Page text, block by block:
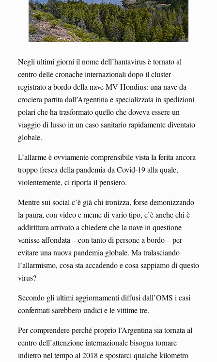
Negli ultimi giorni il nome dell’hantavirus è tornato al
centro delle cronache internazionali dopo il cluster
registrato a bordo della nave MV Hondius: una nave da
crociera partita dall’Argentina e specializzata in spedizioni
polari che ha trasformato quello che doveva essere un
viaggio di lusso in un caso sanitario rapidamente diventato
globale.
L’allarme è ovviamente comprensibile vista la ferita ancora
troppo fresca della pandemia da Covid-19 alla quale,
violentemente, ci riporta il pensiero.
Mentre sui social c’è già chi ironizza, forse demonizzando
la paura, con video e meme di vario tipo, c’è anche chi è
addirittura arrivato a chiedere che la nave in questione
venisse affondata – con tanto di persone a bordo – per
evitare una nuova pandemia globale. Ma tralasciando
l’allarmismo, cosa sta accadendo e cosa sappiamo di questo
virus?
Secondo gli ultimi aggiornamenti diffusi dall’OMS i casi
confermati sarebbero undici e le vittime tre.
Per comprendere perché proprio l’Argentina sia tornata al
centro dell’attenzione internazionale bisogna tornare
indietro nel tempo al 2018 e spostarci qualche kilometro